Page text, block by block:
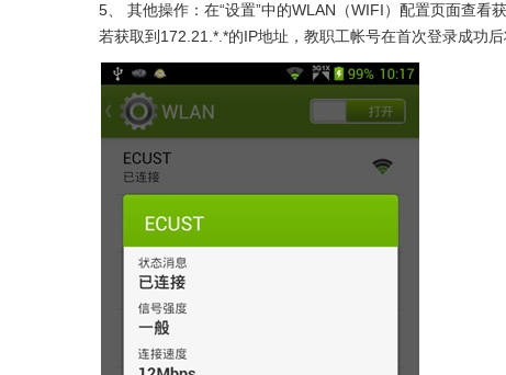
5
其他操作：在“设置”中的WLAN（WIFI）配置页面查看
若获取到172.21.*.*的IP地址，教职工帐号在首次登录成功